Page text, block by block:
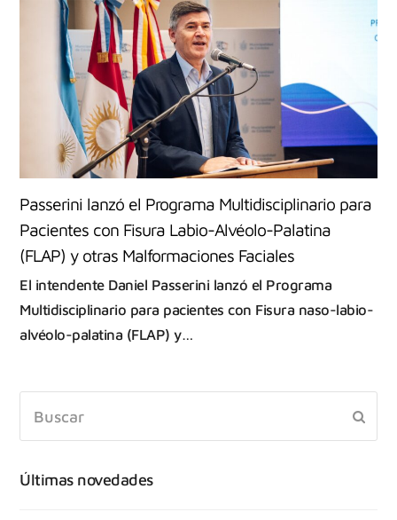
Passerini lanzó el Programa Multidisciplinario para
Pacientes con Fisura Labio-Alvéolo-Palatina
(FLAP) y otras Malformaciones Faciales
El intendente Daniel Passerini lanzó el Programa
Multidisciplinario para pacientes con Fisura naso-labio-
alvéolo-palatina (FLAP) y…
Últimas novedades